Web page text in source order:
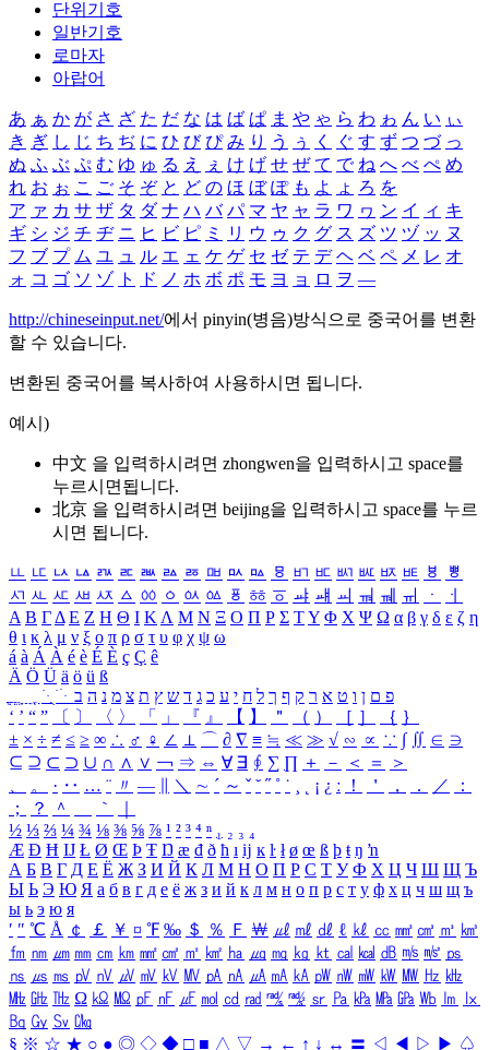
단위기호
일반기호
로마자
아랍어
あ ぁ か が さ ざ た だ な は ば ぱ ま や ゃ ら わ ゎ ん い ぃ
き ぎ し じ ち ぢ に ひ び ぴ み り う ぅ く ぐ す ず つ づ っ
ぬ ふ ぶ ぷ む ゆ ゅ る え ぇ け げ せ ぜ て で ね へ べ ぺ め
れ お ぉ こ ご そ ぞ と ど の ほ ぼ ぽ も よ ょ ろ を
ア ァ カ サ ザ タ ダ ナ ハ バ パ マ ヤ ャ ラ ワ ヮ ン イ ィ キ
ギ シ ジ チ ヂ ニ ヒ ビ ピ ミ リ ウ ゥ ク グ ス ズ ツ ヅ ッ ヌ
フ ブ プ ム ユ ュ ル エ ェ ケ ゲ セ ゼ テ デ ヘ ベ ペ メ レ オ
ォ コ ゴ ソ ゾ ト ド ノ ホ ボ ポ モ ヨ ョ ロ ヲ ―
http://chineseinput.net/에서 pinyin(병음)방식으로 중국어를 변환
할 수 있습니다.
변환된 중국어를 복사하여 사용하시면 됩니다.
예시)
中文 을 입력하시려면 zhongwen을 입력하시고 space를
누르시면됩니다.
北京 을 입력하시려면 beijing을 입력하시고 space를 누르
시면 됩니다.
ㅥ ㅦ ㅧ ㅨ ㅩ ㅪ ㅫ ㅬ ㅭ ㅮ ㅯ ㅰ ㅱ ㅲ ㅳ ㅴ ㅵ ㅶ ㅷ ㅸ
ㅹ
ㅺ ㅻ ㅼ ㅽ ㅾ ㅿ ㆀ ㆁ ㆂ ㆃ ㆄ ㆅ ㆆ ㆇ ㆈ ㆉ ㆊ ㆋ ㆌ ㆍ
ㆎ
Α Β ΓΔ Ε Ζ Η Θ Ι ΚΛ Μ Ν Ξ Ο Π Ρ Σ ΤΥ Φ Χ Ψ Ω α β γ δ ε ζ η
θ ι κ λ μ ν ξ ο π ρ σ τ υ φ χ ψ ω
á à Á À é è É È ç Ç ê
Ä Ö Ü ä ö ü ß
ִֶֹ ֻּ ׁׂ פ ם ן ו ט א ר ק ף ך ל ח י ע כ ג ד ש ץ ת צ מ נ ה ב
‘ ’ “ ” 〔 〕 〈 〉 「 」 『 』 【 】 ＂ （ ） ［ ］ ｛ ｝
± × ÷ ≠ ≤ ≥ ∞ ∴ ♂ ♀ ∠ ⊥ ⌒ ∂ ∇ ≡ ≒ ≪ ≫ √ ∽ ∝ ∵ ∫ ∬ ∈ ∋
⊆ ⊇ ⊂ ⊃ ∪ ∩ ∧ ∨ ￢ ⇒ ⇔ ∀ ∃ ∮ ∑ ∏ ＋ － ＜ ＝
＞
、
。 · ‥ … ¨ 〃 ― ＼ ∼ ´ ～ ˇ ˘ ˝ ˚ ˙ ¸ ¡ ¿ ː ！ ＇ ， ． ／
：
；
？ ＾ ｀
½ ⅓ ⅔ ¼ ¾ ⅛ ⅜ ⅝ ⅞ ¹ ² ³ ⁴ ⁿ ₁ ₂ ₃ ₄
Æ Ð Ħ Ĳ Ł Ø Œ Þ Ŧ Ŋ æ đ ð ħ ı ĳ ĸ ŀ ł ø œ ß þ ŧ ŋ ŉ
А Б В Г Д Е Ё Ж З И Й К Л М Н О П Р С Т У Ф Х Ц Ч Ш Щ Ъ
Ы Ь Э Ю Я а б в г д е ё ж з и й к л м н о п р с т у ф х ц ч ш щ ъ
ы ь э ю я
′ ″ ℃ Å ￠ ￡ ￥ ¤ ℉ ‰ ＄ ％ Ｆ ￦ ㎕ ㎖ ㎗ ℓ ㎘ ㏄ ㎣ ㎤ ㎥ ㎦
㎙ ㎚ ㎛ ㎜ ㎝ ㎞ ㎟ ㎠ ㎡ ㎢ ㏊ ㎍ ㎎ ㎏ ㏏ ㎈ ㎉ ㏈ ㎧ ㎨ ㎰
㎱ ㎲ ㎳ ㎴ ㎵ ㎶ ㎷ ㎸ ㎹ ㎀ ㎁ ㎂ ㎃ ㎄ ㎺ ㎻ ㎽ ㎾ ㎿ ㎐ ㎑
㎒ ㎓ ㎔ Ω ㏀ ㏁ ㎊ ㎋ ㎌ ㏖ ㏅ ㎭ ㎮ ㎯ ㏛ ㎩ ㎪ ㎫ ㎬ ㏝ ㏐
㏓
㏃ ㏉ ㏜ ㏆
§ ※ ☆ ★ ○ ● ◎ ◇ ◆ □ ■ △ ▽ → ← ↑ ↓ ↔ 〓 ◁ ◀ ▷ ▶ ♤